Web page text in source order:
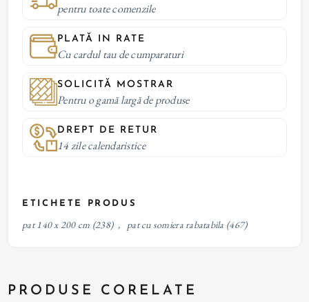
pentru toate comenzile
PLATĂ IN RATE
Cu cardul tau de cumparaturi
SOLICITĂ MOSTRAR
Pentru o gamă largă de produse
DREPT DE RETUR
14 zile calendaristice
ETICHETE PRODUS
pat 140 x 200 cm (238) , pat cu somiera rabatabila (467)
PRODUSE CORELATE